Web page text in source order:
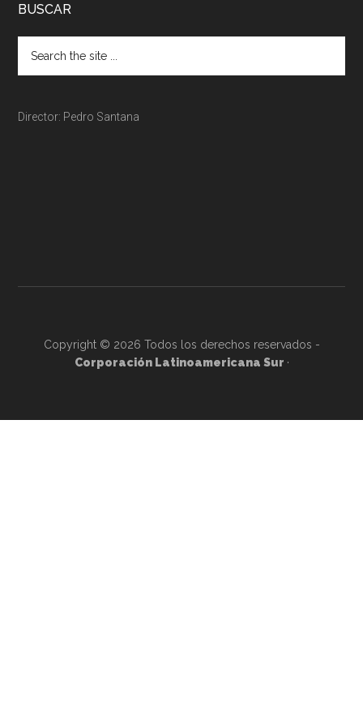
BUSCAR
Director: Pedro Santana
Copyright © 2026 Todos los derechos reservados -
Corporación Latinoamericana Sur ·